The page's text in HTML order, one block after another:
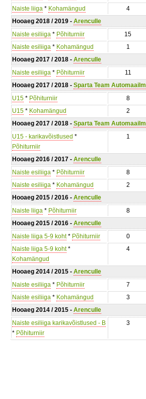
Naiste liiga * Kohamängud 4
Hooaeg 2018 / 2019 - Arenculle
Naiste esiliiga * Põhiturniir 15
Naiste esiliiga * Kohamängud 1
Hooaeg 2017 / 2018 - Arenculle
Naiste esiliiga * Põhiturniir 11
Hooaeg 2017 / 2018 - Sparta Team Automaailm
U15 * Põhiturniir 8
U15 * Kohamängud 2
Hooaeg 2017 / 2018 - Sparta Team Automaailm
U15 - karikavõistlused *
Põhiturniir
1
Hooaeg 2016 / 2017 - Arenculle
Naiste esiliiga * Põhiturniir 8
Naiste esiliiga * Kohamängud 2
Hooaeg 2015 / 2016 - Arenculle
Naiste liiga * Põhiturniir 8
Hooaeg 2015 / 2016 - Arenculle
Naiste liiga 5-9 koht* Põhiturniir 0
Naiste liiga 5-9 koht*
Kohamängud
4
Hooaeg 2014 / 2015 - Arenculle
Naiste esiliiga * Põhiturniir 7
Naiste esiliiga * Kohamängud 3
Hooaeg 2014 / 2015 - Arenculle
Naiste esiliiga karikavõistlused - B
* Põhiturniir
3